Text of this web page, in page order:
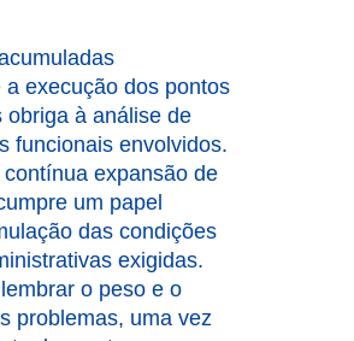
execução dos pontos
obriga à análise de
funcionais envolvidos.
expansão de
um papel
das condições
exigidas.
o peso e o
problemas, uma vez